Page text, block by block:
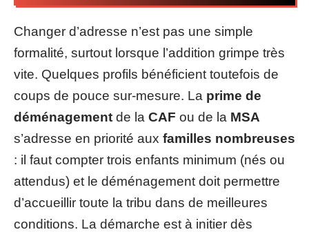
Changer d’adresse n’est pas une simple
formalité, surtout lorsque l’addition grimpe très
vite. Quelques profils bénéficient toutefois de
coups de pouce sur-mesure. La prime de
déménagement de la CAF ou de la MSA
s’adresse en priorité aux familles nombreuses
: il faut compter trois enfants minimum (nés ou
attendus) et le déménagement doit permettre
d’accueillir toute la tribu dans de meilleures
conditions. La démarche est à initier dès